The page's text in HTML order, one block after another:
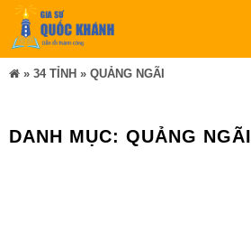
» 34 TỈNH » QUẢNG NGÃI
DANH MỤC: QUẢNG NGÃI